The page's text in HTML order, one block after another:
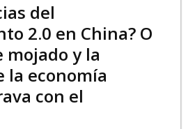
del
2.0 en China? O
mojado y la
la economía
con el